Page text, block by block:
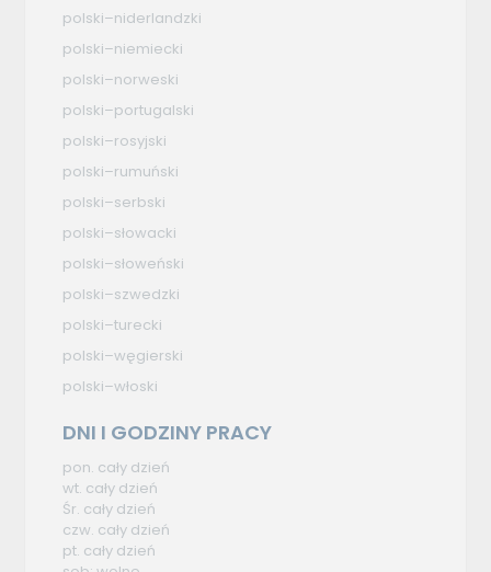
polski–niderlandzki
polski–niemiecki
polski–norweski
polski–portugalski
polski–rosyjski
polski–rumuński
polski–serbski
polski–słowacki
polski–słoweński
polski–szwedzki
polski–turecki
polski–węgierski
polski–włoski
DNI I GODZINY PRACY
pon. cały dzień
wt. cały dzień
Śr. cały dzień
czw. cały dzień
pt. cały dzień